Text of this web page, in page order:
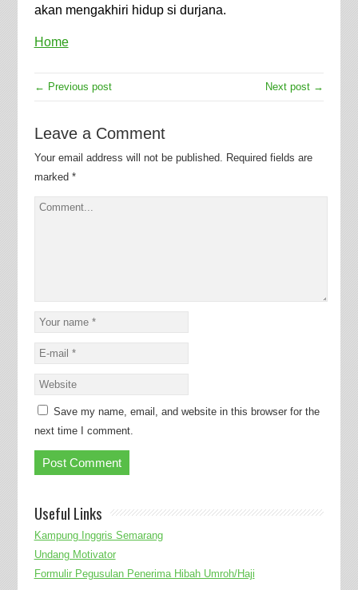
akan mengakhiri hidup si durjana.
Home
← Previous post Next post →
Leave a Comment
Your email address will not be published. Required fields are
marked *
Save my name, email, and website in this browser for the
next time I comment.
Useful Links
Kampung Inggris Semarang
Undang Motivator
Formulir Pegusulan Penerima Hibah Umroh/Haji